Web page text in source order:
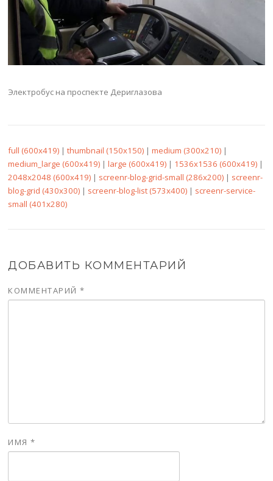
Электробус на проспекте Дериглазова
full (600x419) |thumbnail (150x150) |medium (300x210) |
medium_large (600x419) |large (600x419) | 1536x1536 (600x419) |
2048x2048 (600x419) | screenr-blog-grid-small (286x200) | screenr-
blog-grid (430x300) | screenr-blog-list (573x400) | screenr-service-
small (401x280)
ДОБАВИТЬ КОММЕНТАРИЙ
КОММЕНТАРИЙ*
ИМЯ*